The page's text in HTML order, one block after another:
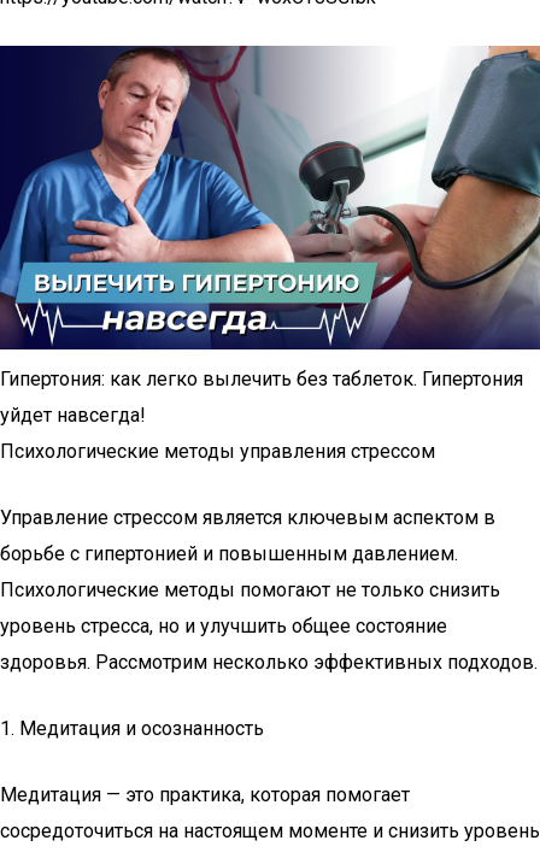
Гипертония: как легко вылечить без таблеток. Гипертония
уйдет навсегда!
Психологические методы управления стрессом
Управление стрессом является ключевым аспектом в
борьбе с гипертонией и повышенным давлением.
Психологические методы помогают не только снизить
уровень стресса, но и улучшить общее состояние
здоровья. Рассмотрим несколько эффективных подходов.
1. Медитация и осознанность
Медитация — это практика, которая помогает
сосредоточиться на настоящем моменте и снизить уровень